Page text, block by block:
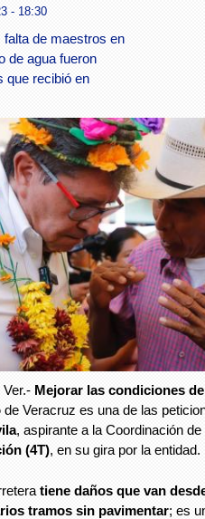
- 18:30
falta de maestros en
de agua fueron
que recibió en
Mejorar las condiciones
de Veracruz es una de las
, aspirante a la Coordinación
(4T), en su gira por la entidad.
tiene daños que van
tramos sin pavimentar; es